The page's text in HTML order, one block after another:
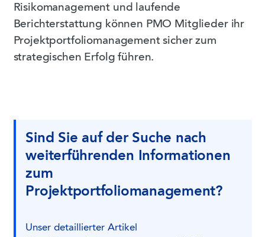
Risikomanagement und laufende
Berichterstattung können PMO Mitglieder ihr
Projektportfoliomanagement sicher zum
strategischen Erfolg führen.
Sind Sie auf der Suche nach
weiterführenden Informationen
zum
Projektportfoliomanagement?
Unser detaillierter Artikel